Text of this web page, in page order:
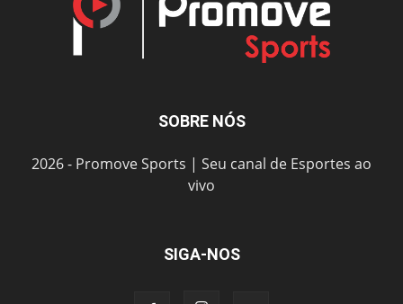
SOBRE NÓS
2026 - Promove Sports | Seu canal de Esportes ao
vivo
SIGA-NOS